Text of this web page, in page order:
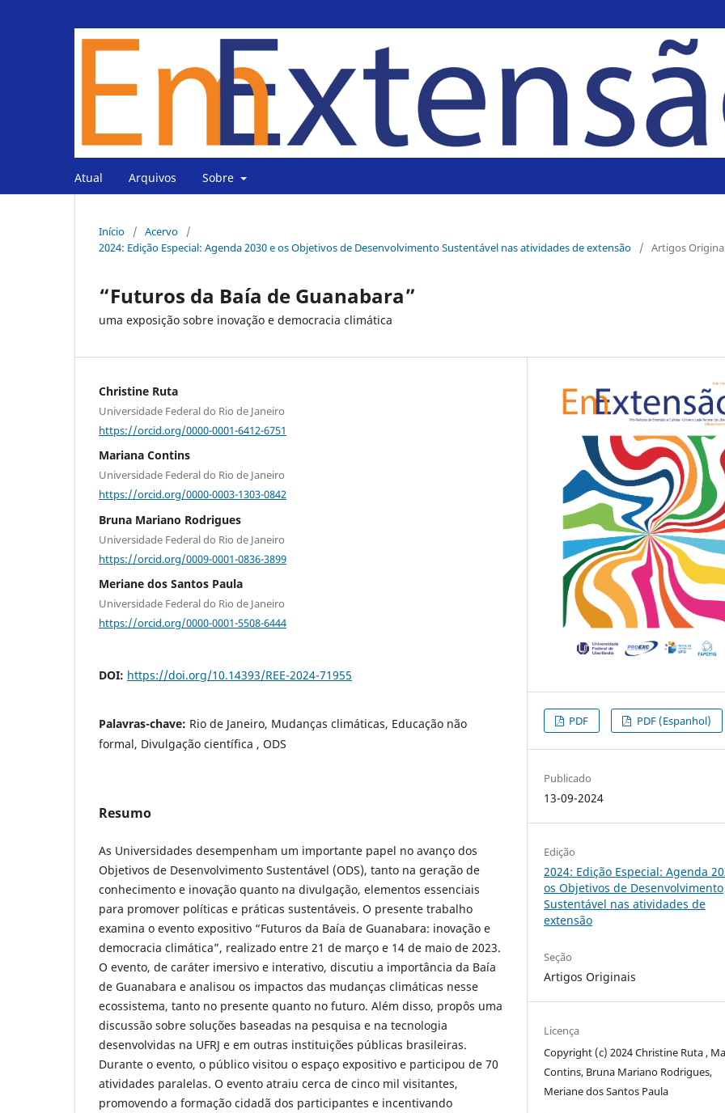
Atual Arquivos Sobre
Início / Acervo
/
2024: Edição Especial: Agenda 2030 e os Objetivos de Desenvolvimento Sustentável nas atividades de extensão
/ Artigos
“Futuros da Baía de Guanabara”
uma exposição sobre inovação e democracia climática
Christine Ruta
Universidade Federal do Rio de Janeiro
https://orcid.org/0000-0001-6412-6751
Mariana Contins
Universidade Federal do Rio de Janeiro
https://orcid.org/0000-0003-1303-0842
Bruna Mariano Rodrigues
Universidade Federal do Rio de Janeiro
https://orcid.org/0009-0001-0836-3899
Meriane dos Santos Paula
Universidade Federal do Rio de Janeiro
https://orcid.org/0000-0001-5508-6444
DOI: https://doi.org/10.14393/REE-2024-71955
Palavras-chave: Rio de Janeiro, Mudanças climáticas, Educação não
formal, Divulgação científica , ODS
Resumo
As Universidades desempenham um importante papel no avanço dos
Objetivos de Desenvolvimento Sustentável (ODS), tanto na geração de
conhecimento e inovação quanto na divulgação, elementos essenciais
para promover políticas e práticas sustentáveis. O presente trabalho
examina o evento expositivo “Futuros da Baía de Guanabara: inovação e
democracia climática”, realizado entre 21 de março e 14 de maio de 2023.
O evento, de caráter imersivo e interativo, discutiu a importância da Baía
de Guanabara e analisou os impactos das mudanças climáticas nesse
ecossistema, tanto no presente quanto no futuro. Além disso, propôs uma
discussão sobre soluções baseadas na pesquisa e na tecnologia
desenvolvidas na UFRJ e em outras instituições públicas brasileiras.
Durante o evento, o público visitou o espaço expositivo e participou de 70
atividades paralelas. O evento atraiu cerca de cinco mil visitantes,
promovendo a formação cidadã dos participantes e incentivando
PDF PDF (Espanhol)
Publicado
13-09-2024
Edição
2024: Edição Especial: Agenda
os Objetivos de Desenvolvimento
Sustentável nas atividades de
extensão
Seção
Artigos Originais
Licença
Copyright (c) 2024 Christine Ruta ,
Contins, Bruna Mariano Rodrigues,
Meriane dos Santos Paula